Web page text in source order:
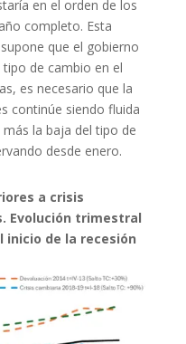
en el orden de los
completo. Esta
que el gobierno
de cambio en el
es necesario que la
continúe siendo fluida
la baja del tipo de
desde enero.
a crisis
Evolución trimestral
inicio de la recesión